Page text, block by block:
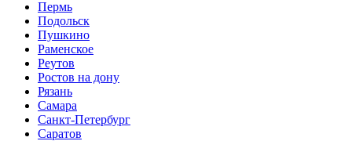
Пермь
Подольск
Пушкино
Раменское
Реутов
Ростов на дону
Рязань
Самара
Санкт-Петербург
Саратов